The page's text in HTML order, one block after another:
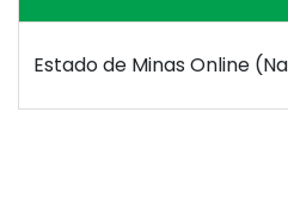
Estado de Minas Online